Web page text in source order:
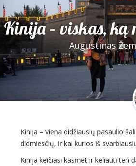
Kinija – viskas,
Augustinas
Kinija – viena didžiausių pasaulio
didmiesčių, ir kai kurios iš
Kinija keičiasi kasmet ir keliauti ten